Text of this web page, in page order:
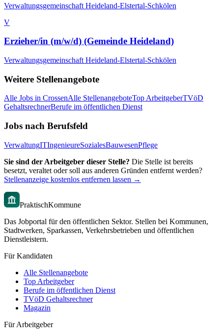
Verwaltungsgemeinschaft Heideland-Elstertal-Schkölen
V
Erzieher/in (m/w/d) (Gemeinde Heideland)
Verwaltungsgemeinschaft Heideland-Elstertal-Schkölen
Weitere Stellenangebote
Alle Jobs in CrossenAlle StellenangeboteTop ArbeitgeberTVöD
GehaltsrechnerBerufe im öffentlichen Dienst
Jobs nach Berufsfeld
VerwaltungITIngenieureSozialesBauwesenPflege
Sie sind der Arbeitgeber dieser Stelle? Die Stelle ist bereits
besetzt, veraltet oder soll aus anderen Gründen entfernt werden?
Stellenanzeige kostenlos entfernen lassen →
PraktischKommune
Das Jobportal für den öffentlichen Sektor. Stellen bei Kommunen,
Stadtwerken, Sparkassen, Verkehrsbetrieben und öffentlichen
Dienstleistern.
Für Kandidaten
Alle Stellenangebote
Top Arbeitgeber
Berufe im öffentlichen Dienst
TVöD Gehaltsrechner
Magazin
Für Arbeitgeber